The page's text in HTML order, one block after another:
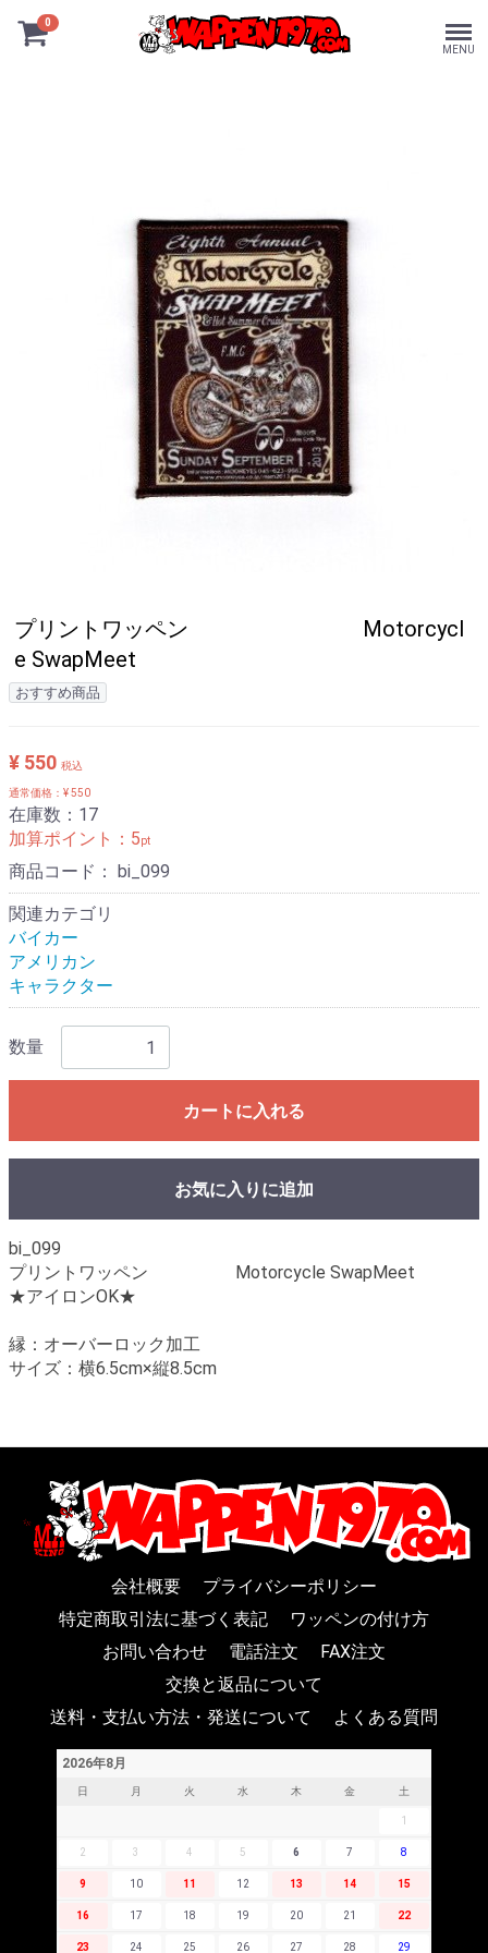
0
MENU
プリントワッペン Motorcycl
e SwapMeet
おすすめ商品
¥ 550 税込
通常価格：¥ 550
在庫数：17
加算ポイント： 5pt
商品コード： bi_099
関連カテゴリ
バイカー
アメリカン
キャラクター
数量
カートに入れる
お気に入りに追加
bi_099
プリントワッペン Motorcycle SwapMeet
★アイロンOK★
縁：オーバーロック加工
サイズ：横6.5cm×縦8.5cm
会社概要
プライバシーポリシー
特定商取引法に基づく表記
ワッペンの付け方
お問い合わせ
電話注文
FAX注文
交換と返品について
送料・支払い方法・発送について
よくある質問
2026年8月
日 月 火 水 木 金 土
1
2 3 4 5 6 7 8
9 10 11 12 13 14 15
16 17 18 19 20 21 22
23 24 25 26 27 28 29